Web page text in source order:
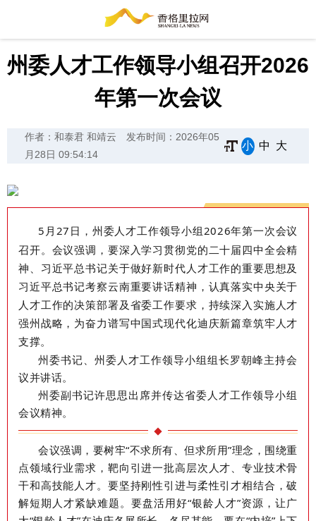
州委人才工作领导小组召开2026
年第一次会议
作者：和泰君 和靖云
发布时间：2026年05
月28日 09:54:14
小 中 大
5 月 27 日，州委人才工作领导小组2026年第一次会议
召开。会议强调，要深入学习贯彻党的二十届四中全会精
神、习近平总书记关于做好新时代人才工作的重要思想及
习近平总书记考察云南重要讲话精神，认真落实中央关于
人才工作的决策部署及省委工作要求，持续深入实施人才
强州战略，为奋力谱写中国式现代化迪庆新篇章筑牢人才
支撑。
州委书记、州委人才工作领导小组组长罗朝峰主持会
议并讲话。
州委副书记许思思出席并传达省委人才工作领导小组
会议精神。
会议强调， 要树牢“不求所有、但求所用”理念，围绕重
点领域行业需求，靶向引进一批高层次人才、专业技术骨
干和高技能人才。要坚持刚性引进与柔性引才相结合，破
解短期人才紧缺难题。要盘活用好“银龄人才”资源，让广